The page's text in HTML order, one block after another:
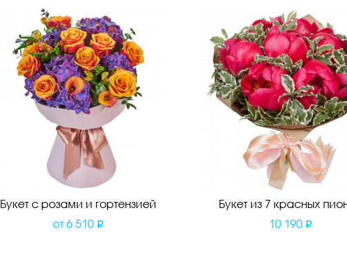
Букет с розами и гортензией
от 6 510
Букет из 7 красных
10 190